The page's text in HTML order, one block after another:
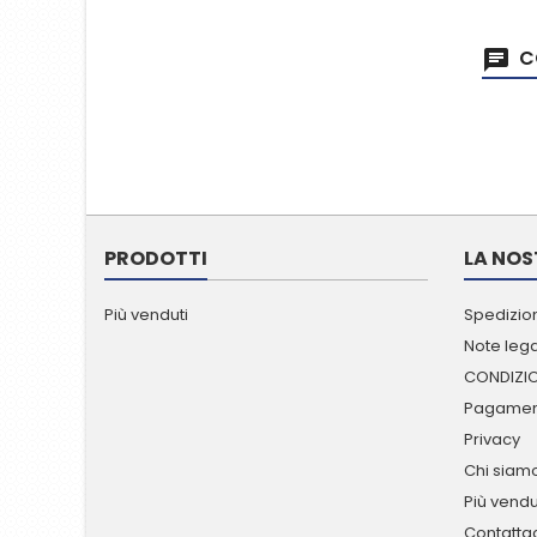
PRODOTTI
Più venduti
LA
Note
Privacy
Chi
Più